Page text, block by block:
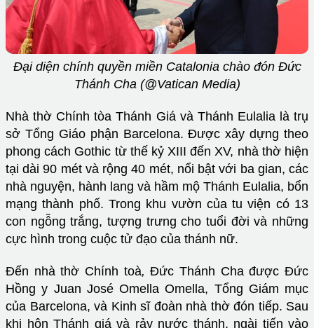
Đại diện chính quyền miền Catalonia chào đón Đức
Thánh Cha (@Vatican Media)
Nhà thờ Chính tòa Thánh Giá và Thánh Eulalia là trụ
sở Tổng Giáo phận Barcelona. Được xây dựng theo
phong cách Gothic từ thế kỷ XIII đến XV, nhà thờ hiện
tại dài 90 mét và rộng 40 mét, nổi bật với ba gian, các
nhà nguyện, hành lang và hầm mộ Thánh Eulalia, bổn
mạng thành phố. Trong khu vườn của tu viện có 13
con ngỗng trắng, tượng trưng cho tuổi đời và những
cực hình trong cuộc tử đạo của thánh nữ.
Đến nhà thờ Chính toà, Đức Thánh Cha được Đức
Hồng y Juan José Omella Omella, Tổng Giám mục
của Barcelona, và Kinh sĩ đoàn nhà thờ đón tiếp. Sau
khi hôn Thánh giá và rảy nước thánh, ngài tiến vào